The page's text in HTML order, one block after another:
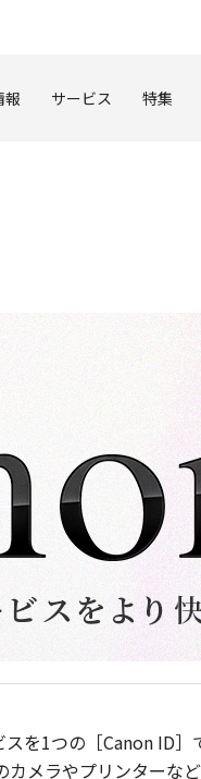
報 サービス 特集
を1つの［Canon ID］
メラやプリンターな